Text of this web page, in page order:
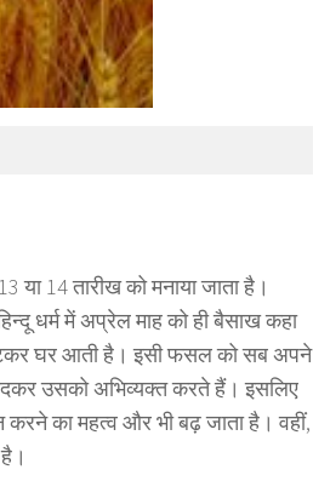
या 14 तारीख को मनाया जाता है।
धर्म में अप्रेल माह को ही बैसाख कहा
घर आती है। इसी फसल को सब अपने
उसको अभिव्यक्त करते हैं। इसलिए
करने का महत्व और भी बढ़ जाता है। वहीं,